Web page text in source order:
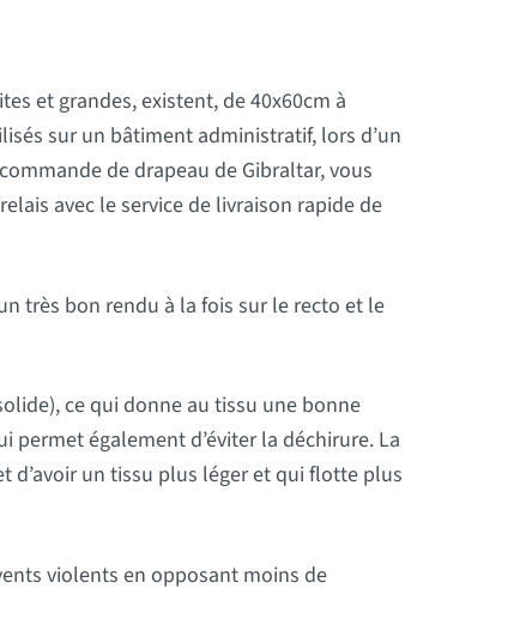
et grandes, existent, de 40x60cm à
sur un bâtiment administratif, lors d’un
de drapeau de Gibraltar, vous
avec le service de livraison rapide de
très bon rendu à la fois sur le recto et le
ce qui donne au tissu une bonne
permet également d’éviter la déchirure. La
d’avoir un tissu plus léger et qui flotte plus
violents en opposant moins de